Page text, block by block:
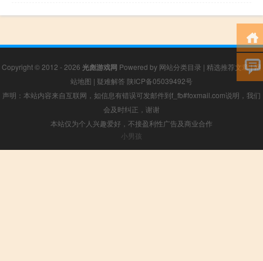
Copyright © 2012 - 2026 光彪游戏网 Powered by 网站分类目录 | 精选推荐文章|网
站地图 | 疑难解答 陕ICP备05039492号
声明：本站内容来自互联网，如信息有错误可发邮件到f_fb#foxmail.com说明，我们
会及时纠正，谢谢
本站仅为个人兴趣爱好，不接盈利性广告及商业合作
小男孩